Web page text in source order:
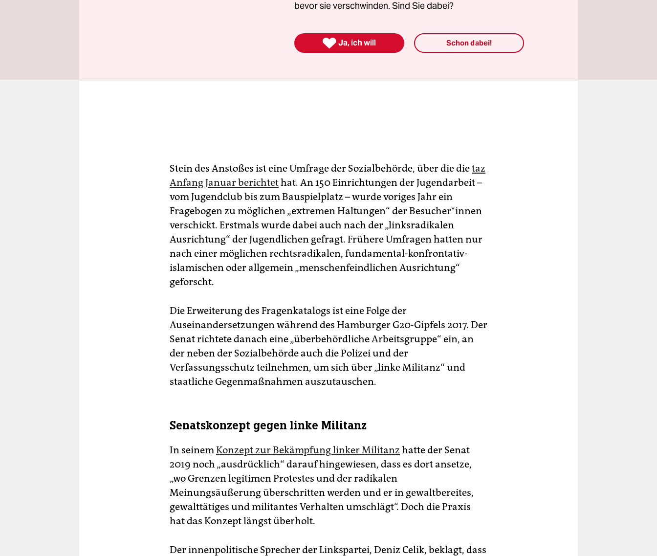
Stein des Anstoßes ist eine Umfrage der Sozialbehörde, über die dietaz
Anfang Januar berichtethat. An 150 Einrichtungen der Jugendarbeit –
vom Jugendclub bis zum Bauspielplatz – wurde voriges Jahr ein
Fragebogen zu möglichen „extremen Haltungen“ der Be­su­che­r*in­nen
verschickt. Erstmals wurde dabei auch nach der „linksradikalen
Ausrichtung“ der Jugendlichen gefragt. Frühere Umfragen hatten nur
nach einer möglichen rechtsradikalen, fundamental-konfrontativ-
islamischen oder allgemein „menschenfeindlichen Ausrichtung“
geforscht.
Die Erweiterung des Fragenkatalogs ist eine Folge der
Auseinandersetzungen während des Hamburger G20-Gipfels 2017. Der
Senat richtete danach eine „überbehördliche Arbeitsgruppe“ ein, an
der neben der Sozialbehörde auch die Polizei und der
Verfassungsschutz teilnehmen, um sich über „linke Militanz“ und
staatliche Gegenmaßnahmen auszutauschen.
Senatskonzept gegen linke Militanz
In seinemKonzept zur Bekämpfung linker Militanz hatte der Senat
2019 noch „ausdrücklich“ darauf hingewiesen, dass es dort ansetze,
„wo Grenzen legitimen Protestes und der radikalen
Meinungsäußerung überschritten werden und er in gewaltbereites,
gewalttätiges und militantes Verhalten umschlägt“. Doch die Praxis
hat das Konzept längst überholt.
Der innenpolitische Sprecher der Linkspartei, Deniz Celik, beklagt, dass
bevor sie verschwinden. Sind Sie dabei?
 Ja, ich will Schon dabei!